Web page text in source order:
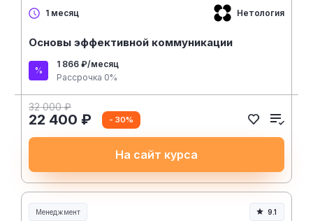
1 месяц Нетология
Основы эффективной коммуникации
1 866 ₽/месяц
Рассрочка 0%
32 000 ₽
22 400 ₽ - 30%
На сайт курса
Менеджмент
Менеджмент и управление
9.1